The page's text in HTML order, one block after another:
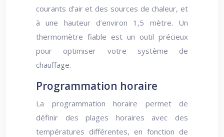
courants d’air et des sources de chaleur, et
à une hauteur d’environ 1,5 mètre. Un
thermomètre fiable est un outil précieux
pour optimiser votre système de
chauffage.
Programmation horaire
La programmation horaire permet de
définir des plages horaires avec des
températures différentes, en fonction de